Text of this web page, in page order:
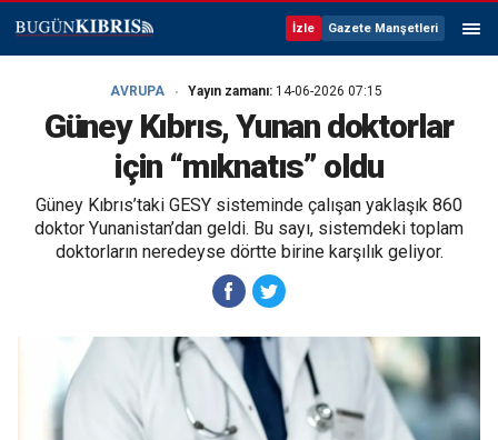
İzle Gazete Manşetleri
AVRUPA Yayın zamanı: 14-06-2026 07:15
Güney Kıbrıs, Yunan doktorlar
için “mıknatıs” oldu
Güney Kıbrıs’taki GESY sisteminde çalışan yaklaşık 860
doktor Yunanistan’dan geldi. Bu sayı, sistemdeki toplam
doktorların neredeyse dörtte birine karşılık geliyor.